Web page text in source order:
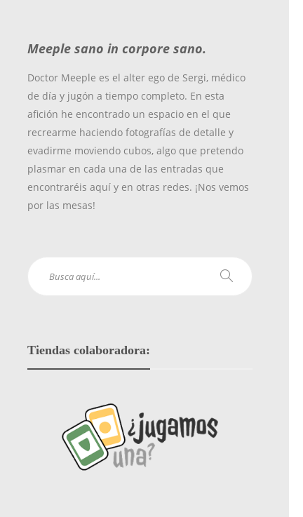
k a
m
Meeple sano in corpore sano.
Doctor Meeple es el alter ego de Sergi, médico
de día y jugón a tiempo completo. En esta
afición he encontrado un espacio en el que
recrearme haciendo fotografías de detalle y
evadirme moviendo cubos, algo que pretendo
plasmar en cada una de las entradas que
encontraréis aquí y en otras redes. ¡Nos vemos
por las mesas!
Tiendas colaboradora: